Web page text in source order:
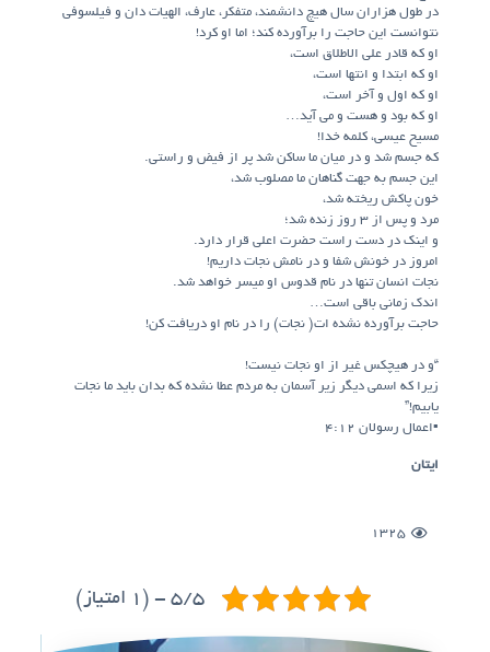
در طول هزاران سال هیچ دانشمند، متفکر، عارف، الهیات دان و فیلسوفی
نتوانست این حاجت را برآورده کند؛ اما او کرد!
او که قادر علی الاطلاق است،
او که ابتدا و انتها است،
او که اول و آخر است،
او که بود و هست و می آید…
مسیح عیسی، کلمه خدا!
که جسم شد و در میان ما ساکن شد پر از فیض و راستی.
این جسم به جهت گناهان ما مصلوب شد،
خون پاکش ریخته شد،
مرد و پس از ۳ روز زنده شد؛
و اینک در دست راست حضرت اعلی قرار دارد.
امروز در خونش شفا و در نامش نجات داریم!
نجات انسان تنها در نام قدوس او میسر خواهد شد.
اندک زمانی باقی است…
حاجت برآورده نشده ات( نجات) را در نام او دریافت کن!
“و در هیچکس غیر از او نجات نیست!
زیرا که اسمی دیگر زیر آسمان به مردم عطا نشده که بدان باید ما نجات
یابیم!”
▪️اعمال رسولان ۴:۱۲
ایتان
1325
5/5 - (1 امتیاز)